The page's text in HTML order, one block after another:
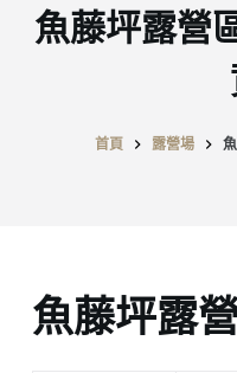
容
魚藤坪露營
首頁 露營場
魚藤坪露